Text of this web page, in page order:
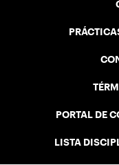
PORTAL DE
LISTA